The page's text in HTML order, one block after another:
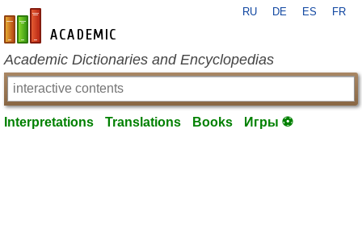
en-academic.com
RU DE ES FR
Academic Dictionaries and Encyclopedias
Interpretations Translations Books Игры ⚽